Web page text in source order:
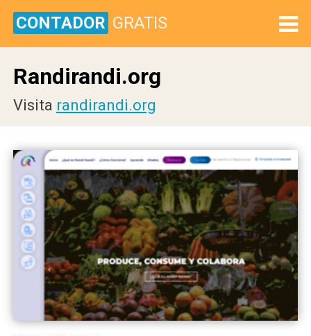
CONTADOR GRATIS
Randirandi.org
Visita randirandi.org